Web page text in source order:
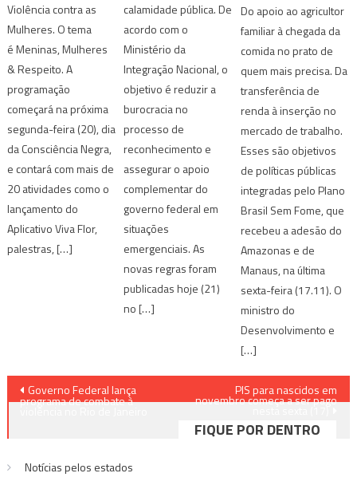
Violência contra as
Mulheres. O tema
é Meninas, Mulheres
& Respeito. A
programação
começará na próxima
segunda-feira (20), dia
da Consciência Negra,
e contará com mais de
20 atividades como o
lançamento do
Aplicativo Viva Flor,
palestras, […]
calamidade pública. De
acordo com o
Ministério da
Integração Nacional, o
objetivo é reduzir a
burocracia no
processo de
reconhecimento e
assegurar o apoio
complementar do
governo federal em
situações
emergenciais. As
novas regras foram
publicadas hoje (21)
no […]
Do apoio ao agricultor
familiar à chegada da
comida no prato de
quem mais precisa. Da
transferência de
renda à inserção no
mercado de trabalho.
Esses são objetivos
de políticas públicas
integradas pelo Plano
Brasil Sem Fome, que
recebeu a adesão do
Amazonas e de
Manaus, na última
sexta-feira (17.11). O
ministro do
Desenvolvimento e
[…]
Navegação
Governo Federal lança
programa de combate à
PIS para nascidos em
novembro começa a ser pago
FIQUE POR DENTRO
Notícias pelos estados